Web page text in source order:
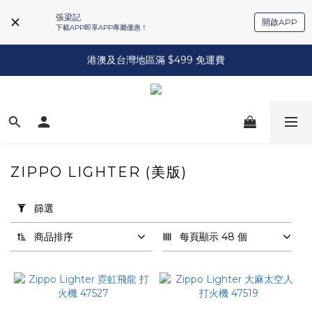
張梁記
下載APP即享APP專屬優惠！
開啟APP
港澳及台灣地區滿 $499 免運費
用
篩
選
(0/20)
品
ZIPPO LIGHTER (美版)
篩選
商品排序 每頁顯示 48 個